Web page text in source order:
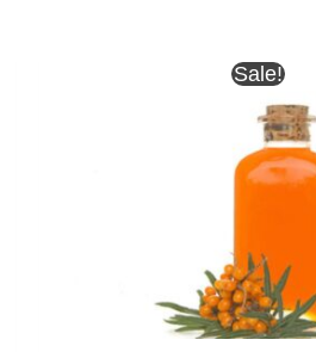
Sale!